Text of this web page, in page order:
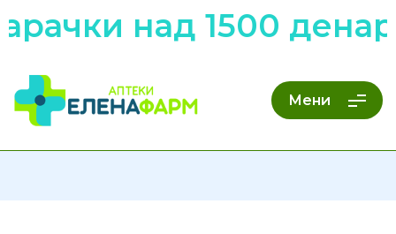
над 1500
Мени